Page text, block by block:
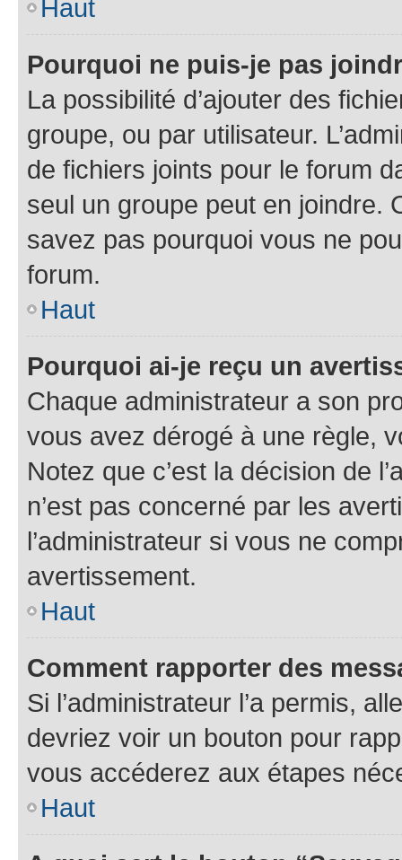
Haut
Pourquoi ne puis-je pas
La possibilité d’ajouter des
groupe, ou par utilisateur.
de fichiers joints pour le forum
seul un groupe peut en joindre.
savez pas pourquoi vous ne
forum.
Haut
Pourquoi ai-je reçu un
Chaque administrateur a son
vous avez dérogé à une règle,
Notez que c’est la décision de
n’est pas concerné par les
l’administrateur si vous ne
avertissement.
Haut
Comment rapporter des
Si l’administrateur l’a permis,
devriez voir un bouton pour
vous accéderez aux étapes
Haut